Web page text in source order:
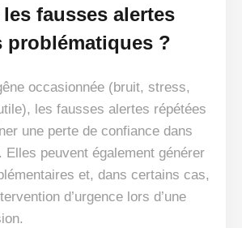
fausses alertes
problématiques ?
occasionnée (bruit, stress,
les fausses alertes répétées
une perte de confiance dans
peuvent également générer
et, dans certains cas,
d’urgence lors d’une